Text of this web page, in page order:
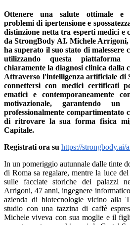
Ottenere una salute ottimale e
problemi di ipertensione e
distinzione netta tra esperti medici e
da StrongBody AI. Michele Arrigoni,
ha superato il suo stato di malessere
utilizzando questa piattaforma
chiaramente la diagnosi clinica dalla
Attraverso l'intelligenza artificiale di
connettersi con medici certificati
ematici e contemporaneamente
motivazionale, garantendo
professionalmente compartimentato
di ritrovare la sua forma fisica
Capitale.
Registrati ora su https://strongbody.ai/
In un pomeriggio autunnale dalle tinte
di Roma sa regalare, mentre la luce
sulle facciate storiche dei palazzi
Arrigoni, 47 anni, ingegnere
azienda di biotecnologie vicino alla
studio con una tazzina di caffè
Michele viveva con sua moglie e il